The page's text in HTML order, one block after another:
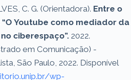
C. G. (Orientadora). Entre o
Youtube como mediador da
ciberespaço”.2022.
em Comunicação) -
São Paulo, 2022. Disponível
wp-